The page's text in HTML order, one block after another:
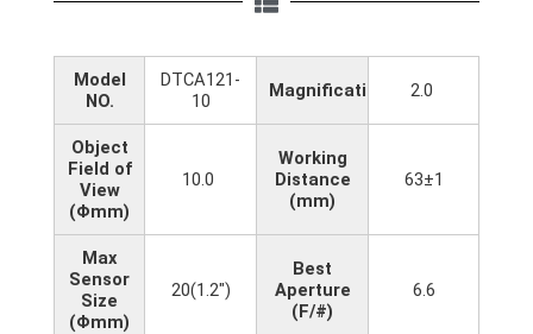
Model
NO.
DTCA121-
10
Magnification(x) 2.0
Object
Field of
View
(Φmm)
10.0
Working
Distance
(mm)
63±1
Max
Sensor
Size
(Φmm)
20(1.2")
Best
Aperture
(F/#)
6.6